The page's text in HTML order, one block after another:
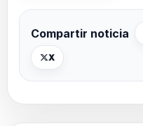
Compartir noticia
X